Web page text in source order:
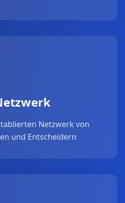
Netzwerk von
und Entscheidern